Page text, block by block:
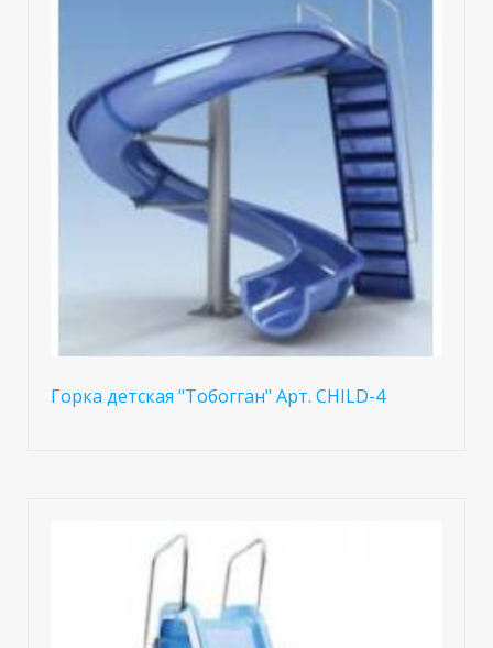
Горка детская "Тобогган" Арт. CHILD-4